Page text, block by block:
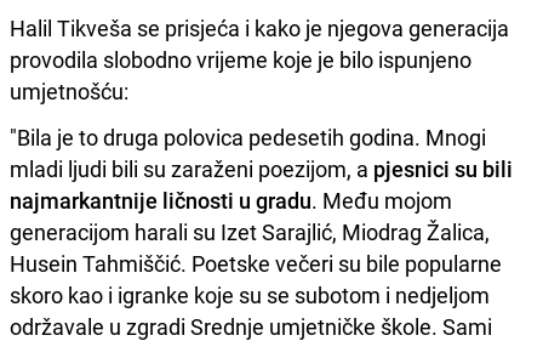
Halil Tikveša se prisjeća i kako je njegova generacija
provodila slobodno vrijeme koje je bilo ispunjeno
umjetnošću:
"Bila je to druga polovica pedesetih godina. Mnogi
mladi ljudi bili su zaraženi poezijom, a pjesnici su bili
najmarkantnije ličnosti u gradu. Među mojom
generacijom harali su Izet Sarajlić, Miodrag Žalica,
Husein Tahmiščić. Poetske večeri su bile popularne
skoro kao i igranke koje su se subotom i nedjeljom
održavale u zgradi Srednje umjetničke škole. Sami